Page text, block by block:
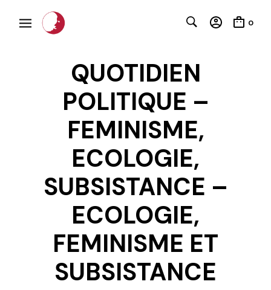
0
QUOTIDIEN
POLITIQUE –
FEMINISME,
ECOLOGIE,
SUBSISTANCE –
ECOLOGIE,
FEMINISME ET
SUBSISTANCE